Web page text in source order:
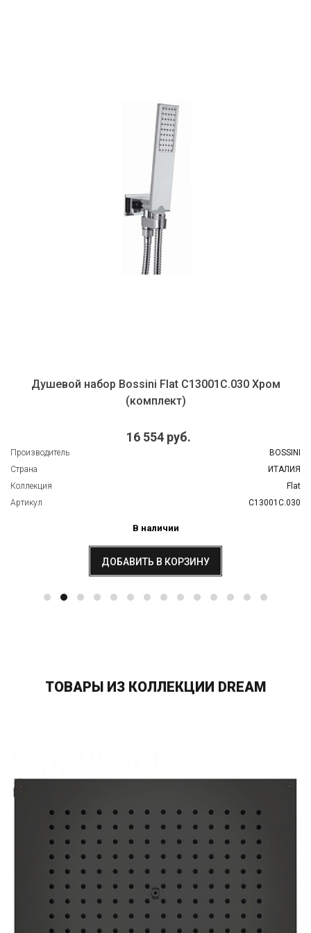
Душевой набор Bossini Flat C13001C.030 Хром
(комплект)
16 554 руб.
Производитель
BOSSINI
Страна
ИТАЛИЯ
Коллекция
Flat
Артикул
C13001C.030
В наличии
ДОБАВИТЬ В КОРЗИНУ
ТОВАРЫ ИЗ КОЛЛЕКЦИИ DREAM